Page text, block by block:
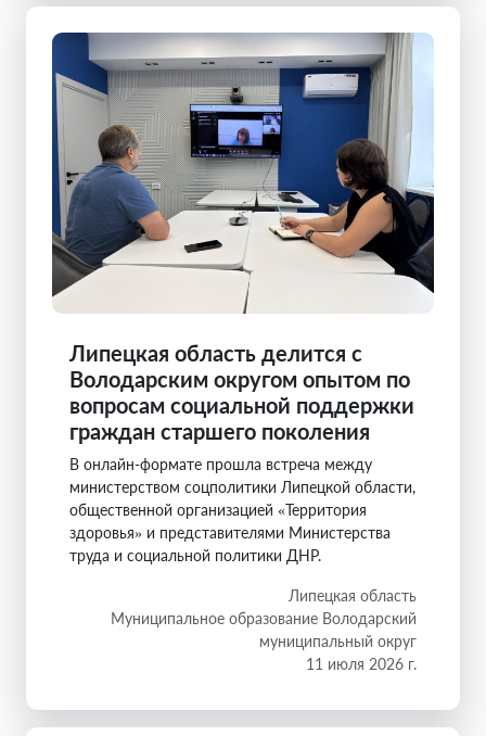
Липецкая область делится с
Володарским округом опытом по
вопросам социальной поддержки
граждан старшего поколения
В онлайн-формате прошла встреча между
министерством соцполитики Липецкой области,
общественной организацией «Территория
здоровья» и представителями Министерства
труда и социальной политики ДНР.
Липецкая область
Муниципальное образование Володарский
муниципальный округ
11 июля 2026 г.